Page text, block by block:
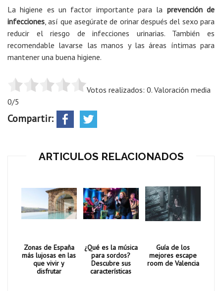
La higiene es un factor importante para la prevención de
infecciones, así que asegúrate de orinar después del sexo para
reducir el riesgo de infecciones urinarias. También es
recomendable lavarse las manos y las áreas íntimas para
mantener una buena higiene.
Votos realizados: 0. Valoración media
0/5
Compartir:
ARTICULOS RELACIONADOS
Zonas de España
más lujosas en las
que vivir y
disfrutar
¿Qué es la música
para sordos?
Descubre sus
características
Guía de los
mejores escape
room de Valencia